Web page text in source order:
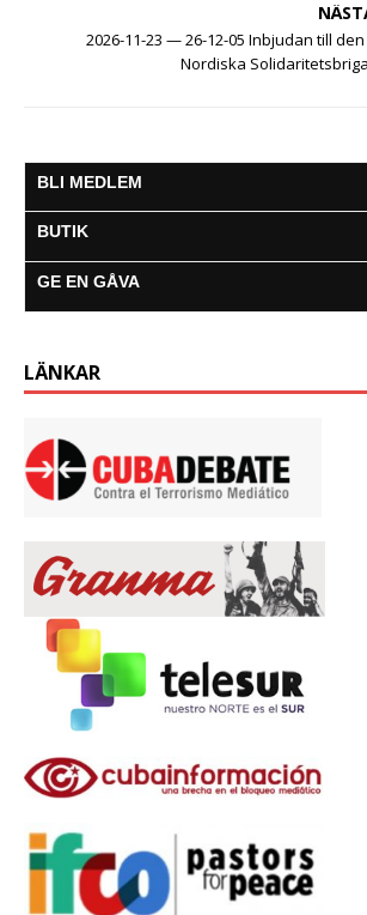
2026-11-23 — 26-12-05 Inbjudan till den
Nordiska
BLI MEDLEM
BUTIK
GE EN GÅVA
LÄNKAR